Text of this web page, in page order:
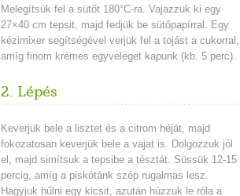
Melegítsük fel a sütőt 180°C-ra. Vajazzuk ki egy
27×40 cm tepsit, majd fedjük be sütőpapírral. Egy
kézimixer segítségével verjük fel a tojást a cukorral,
amíg finom krémes egyveleget kapunk (kb. 5 perc).
2. Lépés
Keverjük bele a lisztet és a citrom héját, majd
fokozatosan keverjük bele a vajat is. Dolgozzuk jól
el, majd simítsuk a tepsibe a tésztát. Süssük 12-15
percig, amíg a piskótánk szép rugalmas lesz.
Hagyjuk hűlni egy kicsit, azután húzzuk le róla a